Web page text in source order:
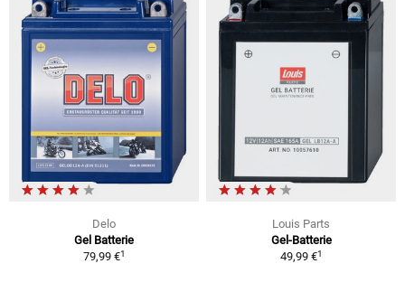
Delo
Gel Batterie
79,99 €1
Louis Parts
Gel-Batterie
49,99 €1